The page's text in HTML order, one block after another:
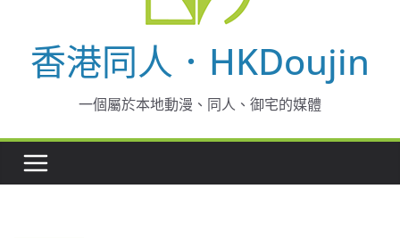
香港同人．HKDoujin
一個屬於本地動漫、同人、御宅的媒體